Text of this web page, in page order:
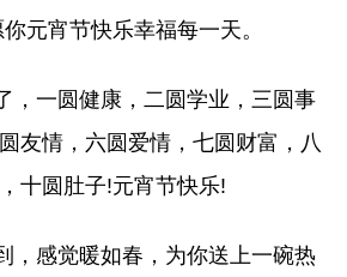
元宵节快乐幸福每一天。
，一圆健康，二圆学业，三圆事
友情，六圆爱情，七圆财富，八
十圆肚子!元宵节快乐!
，感觉暖如春，为你送上一碗热